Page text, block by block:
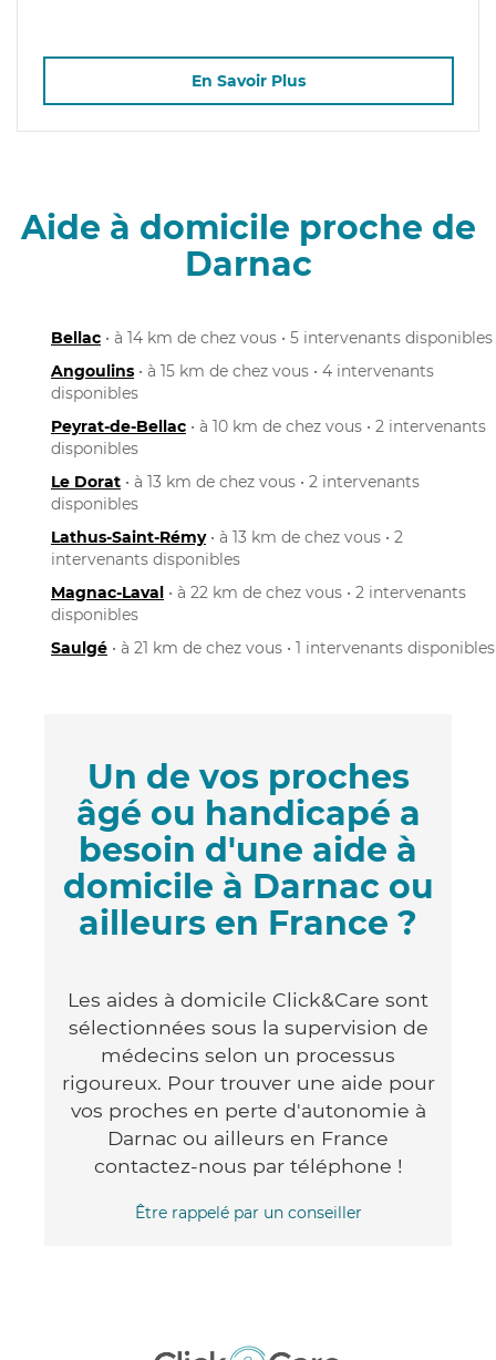
En Savoir Plus
Aide à domicile proche de
Darnac
Bellac • à 14 km de chez vous • 5 intervenants disponibles
Angoulins • à 15 km de chez vous • 4 intervenants
disponibles
Peyrat-de-Bellac • à 10 km de chez vous • 2 intervenants
disponibles
Le Dorat • à 13 km de chez vous • 2 intervenants
disponibles
Lathus-Saint-Rémy• à 13 km de chez vous • 2
intervenants disponibles
Magnac-Laval • à 22 km de chez vous • 2 intervenants
disponibles
Saulgé • à 21 km de chez vous • 1 intervenants disponibles
Un de vos proches
âgé ou handicapé a
besoin d'une aide à
domicile à Darnac ou
ailleurs en France ?
Les aides à domicile Click&Care sont
sélectionnées sous la supervision de
médecins selon un processus
rigoureux. Pour trouver une aide pour
vos proches en perte d'autonomie à
Darnac ou ailleurs en France
contactez-nous par téléphone !
Être rappelé par un conseiller